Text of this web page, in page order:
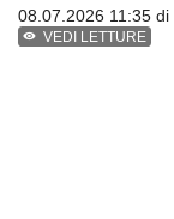
08.07.2026 11:35 di
VEDI LETTURE